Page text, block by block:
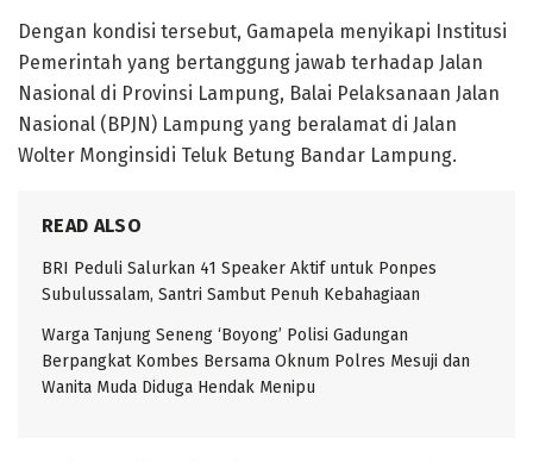
Dengan kondisi tersebut, Gamapela menyikapi Institusi
Pemerintah yang bertanggung jawab terhadap Jalan
Nasional di Provinsi Lampung, Balai Pelaksanaan Jalan
Nasional (BPJN) Lampung yang beralamat di Jalan
Wolter Monginsidi Teluk Betung Bandar Lampung.
READ ALSO
BRI Peduli Salurkan 41 Speaker Aktif untuk Ponpes
Subulussalam, Santri Sambut Penuh Kebahagiaan
Warga Tanjung Seneng ‘Boyong’ Polisi Gadungan
Berpangkat Kombes Bersama Oknum Polres Mesuji dan
Wanita Muda Diduga Hendak Menipu